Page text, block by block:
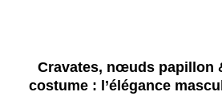
Cravates, nœuds papillon
costume : l’élégance